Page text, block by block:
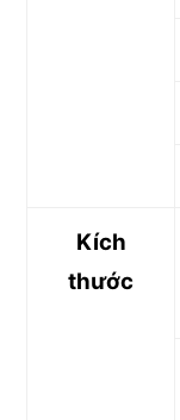
Kích
thước